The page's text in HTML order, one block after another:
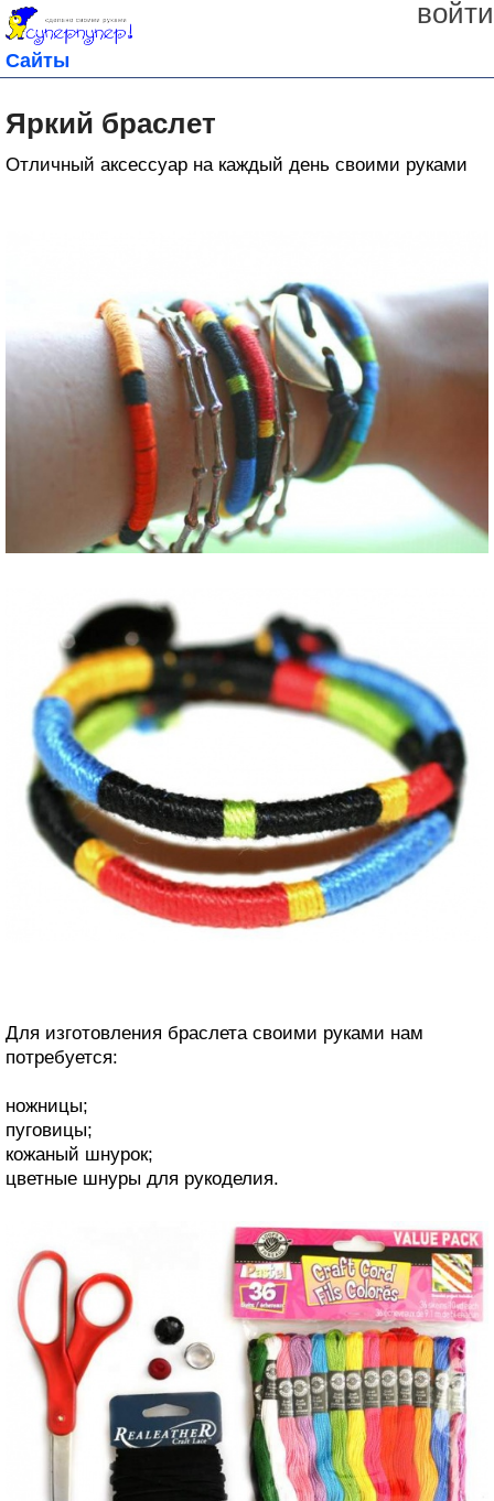
войти
Сайты
Яркий браслет
Отличный аксессуар на каждый день своими руками
Для изготовления браслета своими руками нам
потребуется:
ножницы;
пуговицы;
кожаный шнурок;
цветные шнуры для рукоделия.